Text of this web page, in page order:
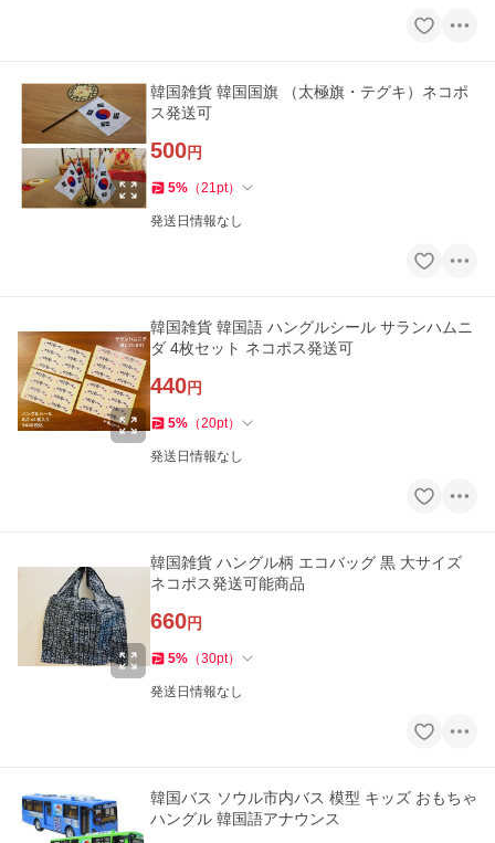
韓国雑貨 韓国国旗 （太極旗・テグキ）ネコポ
ス発送可
500円
5% （21pt）
発送日情報なし
韓国雑貨 韓国語 ハングルシール サランハムニ
ダ 4枚セット ネコポス発送可
440円
5% （20pt）
発送日情報なし
韓国雑貨 ハングル柄 エコバッグ 黒 大サイズ
ネコポス発送可能商品
660円
5% （30pt）
発送日情報なし
韓国バス ソウル市内バス 模型 キッズ おもちゃ
ハングル 韓国語アナウンス